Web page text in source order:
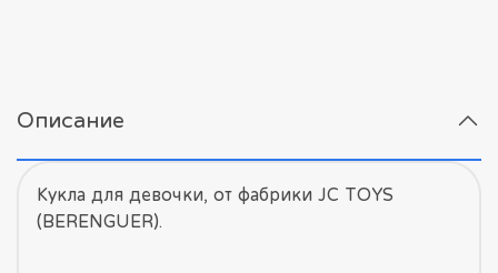
Описание
Кукла для девочки, от фабрики JC TOYS
(BERENGUER).